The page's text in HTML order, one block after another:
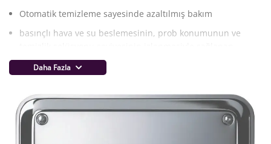
Otomatik temizleme sayesinde azaltılmış bakım
basınçlı hava ve su beslemesinin, prob konumunun ve
güvenlik
sensör kilitleme kapısıyla birlikte Uniclean, pH ölçümünün
otomatik proses kontrolü için eksiksiz bir sistemin ideal
işlevselliğini sağlar.
Daha Fazla